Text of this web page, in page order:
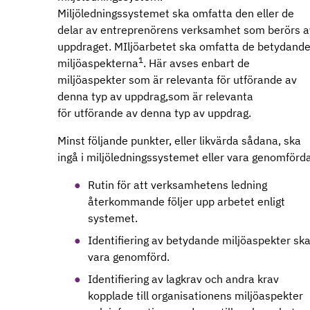
Miljöledningssystemet ska omfatta den eller de
delar av entreprenörens verksamhet som berörs
uppdraget. MIljöarbetet ska omfatta de betydande
miljöaspekterna1. Här avses enbart de
miljöaspekter som är relevanta för utförande av
denna typ av uppdrag,som är relevanta
för utförande av denna typ av uppdrag.
Minst följande punkter, eller likvärda sådana, ska
ingå i miljöledningssystemet eller vara
Rutin för att verksamhetens ledning
återkommande följer upp arbetet enligt
systemet.
Identifiering av betydande miljöaspekter ska
vara genomförd.
Identifiering av lagkrav och andra krav
kopplade till organisationens miljöaspekter